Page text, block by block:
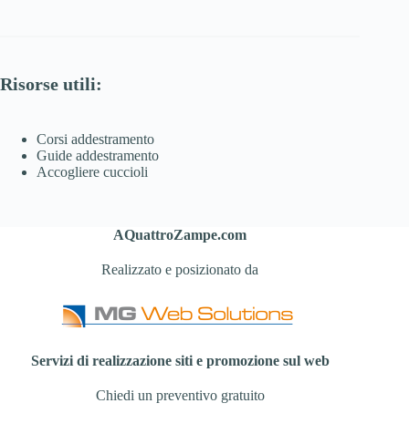
Risorse utili:
Corsi addestramento
Guide addestramento
Accogliere cuccioli
AQuattroZampe.com
Realizzato e posizionato da
Servizi di realizzazione siti e promozione sul web
Chiedi un preventivo gratuito